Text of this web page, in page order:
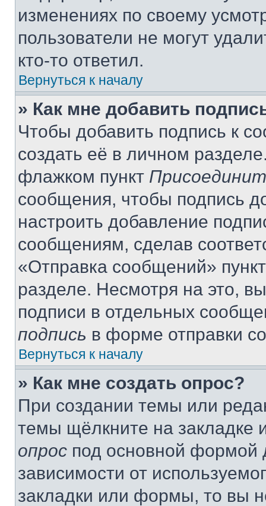
изменениях по своему
пользователи не могут
кто-то ответил.
Вернуться к началу
» Как мне добавить
Чтобы добавить подпись к
создать её в личном
флажком пункт
сообщения, чтобы подпись
настроить добавление
сообщениям, сделав
«Отправка сообщений»
разделе. Несмотря на это,
подписи в отдельных
подпись в форме отправки
Вернуться к началу
» Как мне создать опрос?
При создании темы или
темы щёлкните на
опрос под основной формой
зависимости от
закладки или формы, то вы